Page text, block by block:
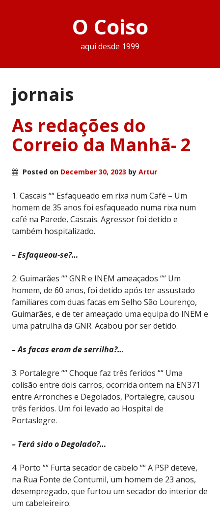
O Coiso
aqui desde 1999
jornais
As redações do
Correio da Manhã- 2
Posted on December 30, 2023 by Artur
1. Cascais ““ Esfaqueado em rixa num Café – Um
homem de 35 anos foi esfaqueado numa rixa num
café na Parede, Cascais. Agressor foi detido e
também hospitalizado.
– Esfaqueou-se?…
2. Guimarães ““ GNR e INEM ameaçados ““ Um
homem, de 60 anos, foi detido após ter assustado
familiares com duas facas em Selho São Lourenço,
Guimarães, e de ter ameaçado uma equipa do INEM e
uma patrulha da GNR. Acabou por ser detido.
– As facas eram de serrilha?…
3. Portalegre ““ Choque faz três feridos ““ Uma
colisão entre dois carros, ocorrida ontem na EN371
entre Arronches e Degolados, Portalegre, causou
três feridos. Um foi levado ao Hospital de
Portaslegre.
– Terá sido o Degolado?…
4. Porto ““ Furta secador de cabelo ““ A PSP deteve,
na Rua Fonte de Contumil, um homem de 23 anos,
desempregado, que furtou um secador do interior de
um cabeleireiro.